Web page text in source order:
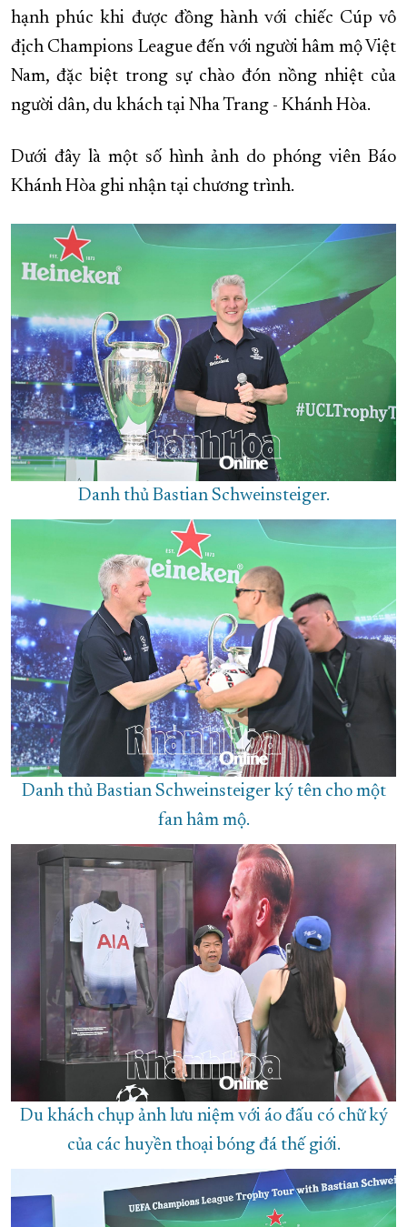
hạnh phúc khi được đồng hành với chiếc Cúp vô
địch Champions League đến với người hâm mộ Việt
Nam, đặc biệt trong sự chào đón nồng nhiệt của
người dân, du khách tại Nha Trang - Khánh Hòa.
Dưới đây là một số hình ảnh do phóng viên Báo
Khánh Hòa ghi nhận tại chương trình.
Danh thủ Bastian Schweinsteiger.
Danh thủ Bastian Schweinsteiger ký tên cho một
fan hâm mộ.
Du khách chụp ảnh lưu niệm với áo đấu có chữ ký
của các huyền thoại bóng đá thế giới.